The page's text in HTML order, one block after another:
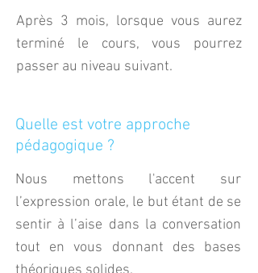
Après 3 mois, lorsque vous aurez
terminé le cours, vous pourrez
passer au niveau suivant.
Quelle est votre approche
pédagogique ?
Nous mettons l'accent sur
l’expression orale, le but étant de se
sentir à l’aise dans la conversation
tout en vous donnant des bases